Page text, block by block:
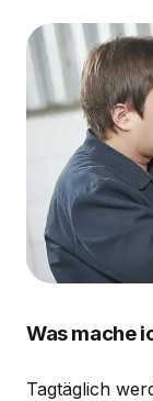
Was mache
Tagtäglich